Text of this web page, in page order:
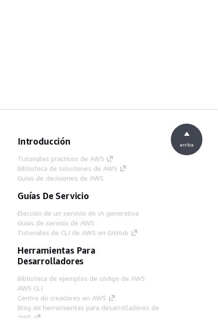
Introducción
Tutoriales prácticos de AWS
Biblioteca de soluciones de AWS
Guías de decisiones de AWS
Guías De Servicio
Elección de un servicio de IA generativa
Guías de servicio de AWS
Tutoriales de CLI de AWS en GitHub
Herramientas Para
Desarrolladores
Biblioteca de ejemplos de código de AWS
AWS CLI
Centro de creadores en AWS
Blog de herramientas para desarrolladores de
AWS
arriba